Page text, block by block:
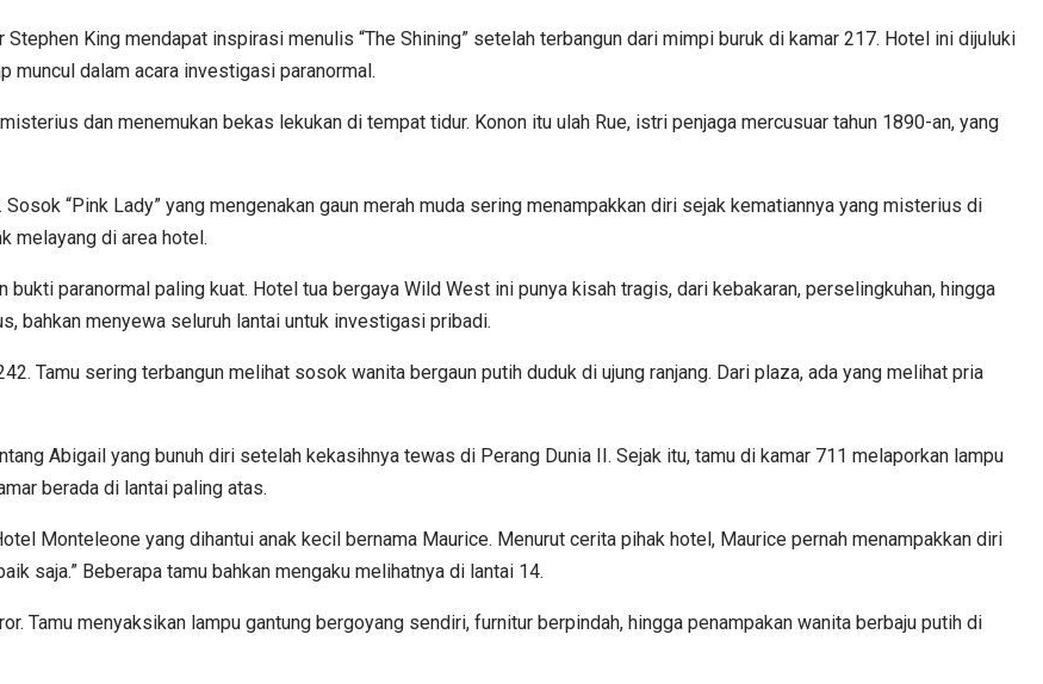
King mendapat inspirasi menulis “The Shining” setelah terbangun dari mimpi buruk di kamar 217. Hotel ini dijuluki
muncul dalam acara investigasi paranormal.
dan menemukan bekas lekukan di tempat tidur. Konon itu ulah Rue, istri penjaga mercusuar tahun 1890-an, yang
“Pink Lady” yang mengenakan gaun merah muda sering menampakkan diri sejak kematiannya yang misterius di
melayang di area hotel.
paranormal paling kuat. Hotel tua bergaya Wild West ini punya kisah tragis, dari kebakaran, perselingkuhan, hingga
bahkan menyewa seluruh lantai untuk investigasi pribadi.
Tamu sering terbangun melihat sosok wanita bergaun putih duduk di ujung ranjang. Dari plaza, ada yang melihat pria
Abigail yang bunuh diri setelah kekasihnya tewas di Perang Dunia II. Sejak itu, tamu di kamar 711 melaporkan lampu
berada di lantai paling atas.
Monteleone yang dihantui anak kecil bernama Maurice. Menurut cerita pihak hotel, Maurice pernah menampakkan diri
saja.” Beberapa tamu bahkan mengaku melihatnya di lantai 14.
Tamu menyaksikan lampu gantung bergoyang sendiri, furnitur berpindah, hingga penampakan wanita berbaju putih di